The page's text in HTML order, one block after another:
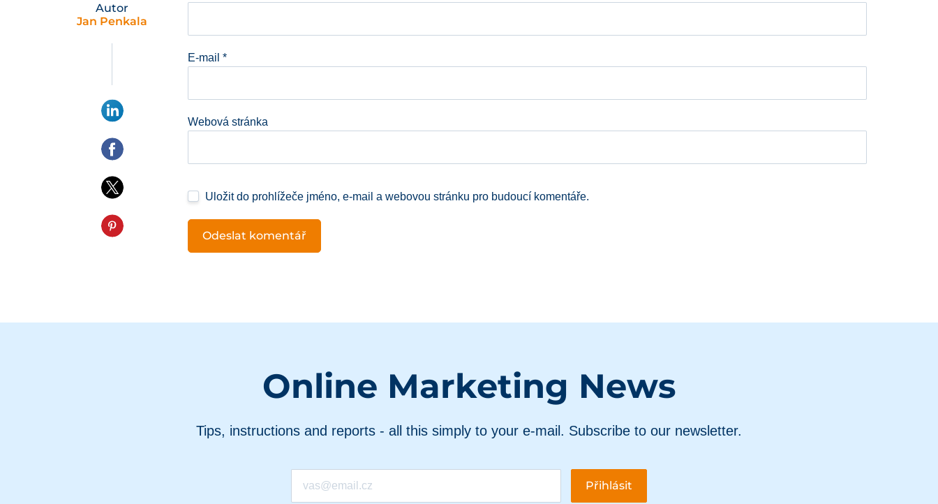
Autor
Jan Penkala
E-mail *
Webová stránka
Uložit do prohlížeče jméno, e-mail a webovou stránku pro budoucí komentáře.
Online Marketing News
Tips, instructions and reports - all this simply to your e-mail. Subscribe to our newsletter.